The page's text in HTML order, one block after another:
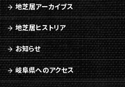
地芝居アーカイブス
地芝居ヒストリア
お知らせ
岐阜県へのアクセス